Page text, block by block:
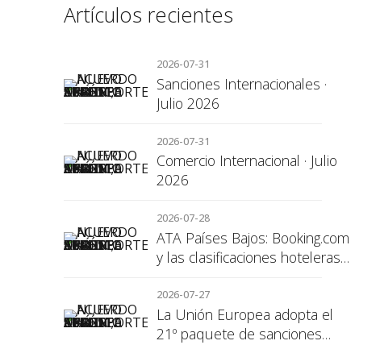
Artículos recientes
2026-07-31
Sanciones Internacionales ·
Julio 2026
2026-07-31
Comercio Internacional · Julio
2026
2026-07-28
ATA Países Bajos: Booking.com
y las clasificaciones hoteleras,
para el consumidor
2026-07-27
La Unión Europea adopta el
21º paquete de sanciones